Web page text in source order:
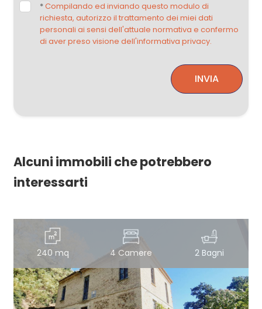
*Compilando ed inviando questo modulo di
richiesta, autorizzo il trattamento dei miei dati
personali ai sensi dell'attuale normativa e confermo
di aver preso visione dell'informativa privacy.
INVIA
Alcuni immobili che potrebbero
interessarti
240 mq 4 Camere 2 Bagni